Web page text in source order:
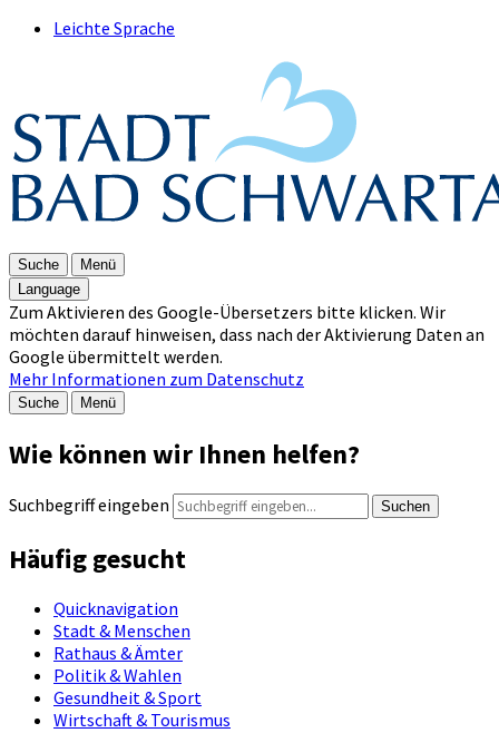
Leichte Sprache
Suche
Menü
Language
Zum Aktivieren des Google-Übersetzers bitte klicken. Wir
möchten darauf hinweisen, dass nach der Aktivierung Daten an
Google übermittelt werden.
Mehr Informationen zum Datenschutz
Suche Menü
Wie können wir Ihnen helfen?
Suchbegriff eingeben Suchen
Häufig gesucht
Quicknavigation
Stadt & Menschen
Rathaus & Ämter
Politik & Wahlen
Gesundheit & Sport
Wirtschaft & Tourismus